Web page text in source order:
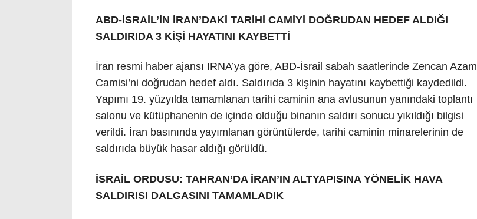
ABD-İSRAİL’İN İRAN’DAKİ TARİHİ CAMİYİ DOĞRUDAN HEDEF ALDIĞI
SALDIRIDA 3 KİŞİ HAYATINI KAYBETTİ
İran resmi haber ajansı IRNA’ya göre, ABD-İsrail sabah saatlerinde Zencan Azam
Camisi’ni doğrudan hedef aldı. Saldırıda 3 kişinin hayatını kaybettiği kaydedildi.
Yapımı 19. yüzyılda tamamlanan tarihi caminin ana avlusunun yanındaki toplantı
salonu ve kütüphanenin de içinde olduğu binanın saldırı sonucu yıkıldığı bilgisi
verildi. İran basınında yayımlanan görüntülerde, tarihi caminin minarelerinin de
saldırıda büyük hasar aldığı görüldü.
İSRAİL ORDUSU: TAHRAN’DA İRAN’IN ALTYAPISINA YÖNELİK HAVA
SALDIRISI DALGASINI TAMAMLADIK